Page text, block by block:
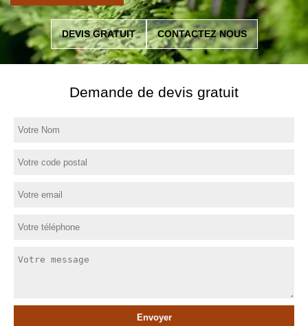
DEVIS GRATUIT CONTACTEZ NOUS
Demande de devis gratuit